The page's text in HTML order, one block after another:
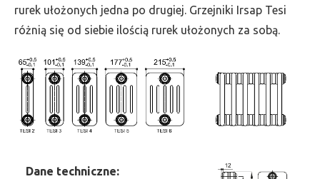
szer.
315,
425
rurek ułożonych jedna po drugiej. Grzejniki Irsap Tesi
różnią się od siebie ilością rurek ułożonych za sobą.
Dane techniczne: